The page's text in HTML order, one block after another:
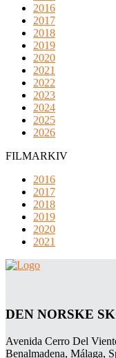
2016
2017
2018
2019
2020
2021
2022
2023
2024
2025
2026
FILMARKIV
2016
2017
2018
2019
2020
2021
DEN NORSKE
Avenida Cerro Del
Benalmadena, Málaga,